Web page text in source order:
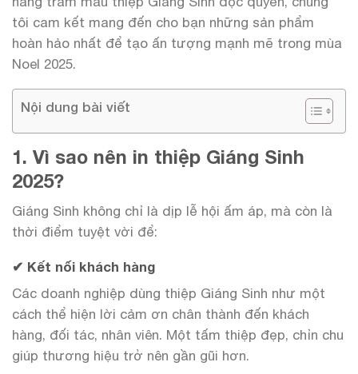
tôi cam kết mang đến cho bạn những sản phẩm
hoàn hảo nhất để tạo ấn tượng mạnh mẽ trong mùa
Noel 2025.
Nội dung bài viết
1. Vì sao nên in thiệp Giáng Sinh
2025?
Giáng Sinh không chỉ là dịp lễ hội ấm áp, mà còn là
thời điểm tuyệt vời để:
✔ Kết nối khách hàng
Các doanh nghiệp dùng thiệp Giáng Sinh như một
cách thể hiện lời cảm ơn chân thành đến khách
hàng, đối tác, nhân viên. Một tấm thiệp đẹp, chỉn chu
giúp thương hiệu trở nên gần gũi hơn.